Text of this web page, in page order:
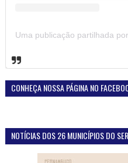
CONHEÇA NOSSA PÁGINA NO
NOTÍCIAS DOS 26 MUNICÍPIOS DO